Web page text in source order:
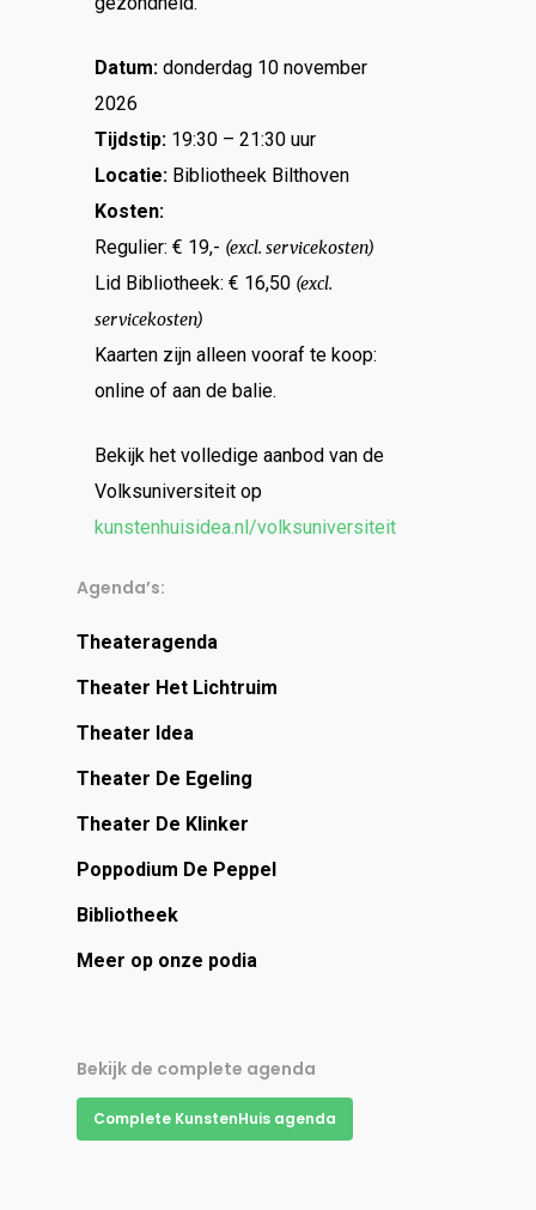
Datum: donderdag 10 november
2026
Tijdstip: 19:30 – 21:30 uur
Locatie: Bibliotheek Bilthoven
Kosten:
Regulier: € 19,- (excl. servicekosten)
Lid Bibliotheek: € 16,50 (excl.
servicekosten)
Kaarten zijn alleen vooraf te koop:
online of aan de balie.
Bekijk het volledige aanbod van de
Volksuniversiteit op
kunstenhuisidea.nl/volksuniversiteit
Agenda’s:
Theateragenda
Theater Het Lichtruim
Theater Idea
Theater De Egeling
Theater De Klinker
Poppodium De Peppel
Bibliotheek
Meer op onze podia
Bekijk de complete agenda
Complete KunstenHuis agenda